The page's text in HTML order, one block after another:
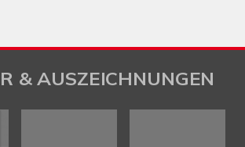
& AUSZEICHNUNGEN